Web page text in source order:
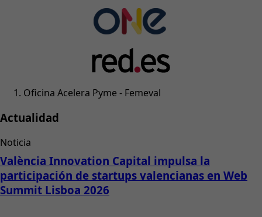
Oficina Acelera Pyme - Femeval
Actualidad
Noticia
València Innovation Capital impulsa la
participación de startups valencianas en Web
Summit Lisboa 2026